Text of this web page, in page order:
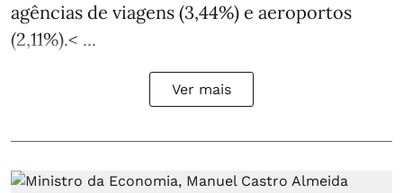
agências de viagens (3,44%) e aeroportos
(2,11%).< ...
Ver mais